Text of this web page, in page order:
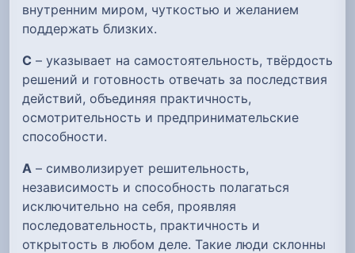
внутренним миром, чуткостью и желанием
поддержать близких.
С – указывает на самостоятельность, твёрдость
решений и готовность отвечать за последствия
действий, объединяя практичность,
осмотрительность и предпринимательские
способности.
А – символизирует решительность,
независимость и способность полагаться
исключительно на себя, проявляя
последовательность, практичность и
открытость в любом деле. Такие люди склонны